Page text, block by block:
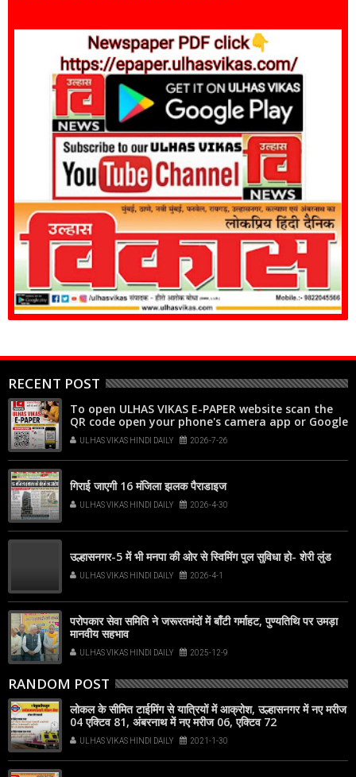
RECENT POST
To open ULHAS VIKAS E-PAPER website scan the
QR code open your phone's camera app or Google
Lens, point it at the code, and tap the web link
popup that appears on your screen
ULHAS VIKAS HINDI DAILY 2026-7-26
गिराई जाएगी 16 मंजिला झलक पैराडाइज
ULHAS VIKAS HINDI DAILY 2026-4-30
उल्हासनगर-5 में भी मनपा की ओर से स्विमिंग पुल सुविधा हो- शेरी लुंड
ULHAS VIKAS HINDI DAILY 2026-4-1
परोपकार सेवा समिति ने जरूरतमंदों में बाँटी गर्माहट, पुण्यतिथि पर उमड़ा
मानवीय सहभाव
ULHAS VIKAS HINDI DAILY 2025-12-9
RANDOM POST
लोकल के सीमित टाईमिंग से यात्रियों में आक्रोश, उल्हासनगर में नए मरीज
04 एक्टिव 81, अंबरनाथ में नए मरीज 06, एक्टिव 72
ULHAS VIKAS HINDI DAILY 2021-1-30